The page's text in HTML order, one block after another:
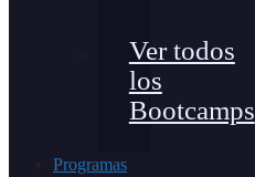
Ver todos
los
Bootcamps
Programas